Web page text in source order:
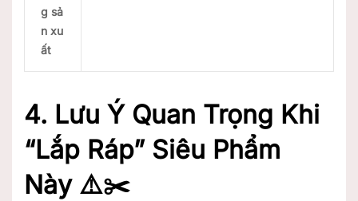
g sả
n xu
ất
4. Lưu Ý Quan Trọng Khi
“Lắp Ráp” Siêu Phẩm
Này ⚠️✂️